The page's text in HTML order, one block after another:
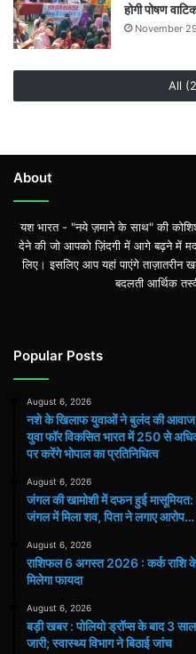
प्रतिनिधित्व
होगी पोषण
November
All
About
यश भारत - "नये ज़माने के साथ" की
देने की जो आपको ज़िंदगी में आगे बढ़ने में
लिए। इसलिए आप यहां पाएंगे ताज़ातरीन
बदलती आर्थिक
Popular Posts
August 6, 2026
नशे के खिलाफ युवाओं ने बुलंद की आवाज,
युवा फॉर विकसित भारत में 250 से
पर करेंगे भोपाल का प्रतिनिधित्व
August 6, 2026
जंगल की खामोशी में दफन हुई मासूमियत:
जंगल में मिला शव, पिता ने लगाए आरोप…
August 6, 2026
राशिफल 6 अगस्त 2026 : कर्क राशि
मिलेगा फायदा
August 6, 2026
बड़ी खबर : पोलियो ड्रॉप्स के बाद 3
जारी; स्वास्थ्य विभाग ने बिठाई जांच